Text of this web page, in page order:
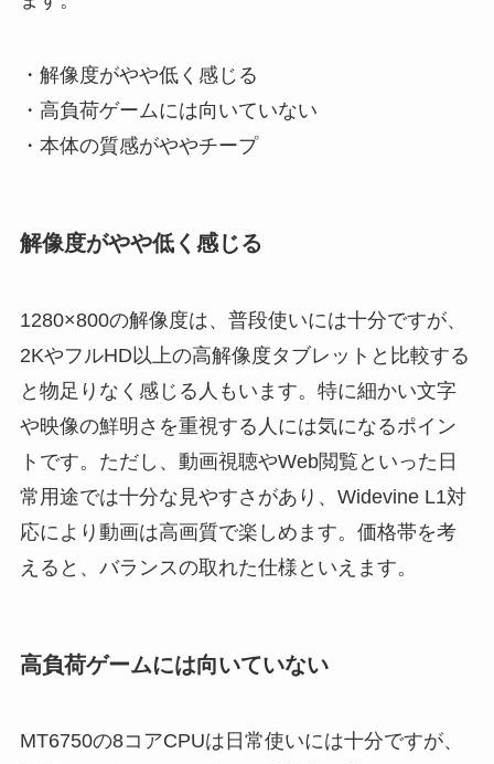
・解像度がやや低く感じる
・高負荷ゲームには向いていない
・本体の質感がややチープ
解像度がやや低く感じる
1280×800の解像度は、普段使いには十分ですが、
2KやフルHD以上の高解像度タブレットと比較する
と物足りなく感じる人もいます。特に細かい文字
や映像の鮮明さを重視する人には気になるポイン
トです。ただし、動画視聴やWeb閲覧といった日
常用途では十分な見やすさがあり、Widevine L1対
応により動画は高画質で楽しめます。価格帯を考
えると、バランスの取れた仕様といえます。
高負荷ゲームには向いていない
MT6750の8コアCPUは日常使いには十分ですが、